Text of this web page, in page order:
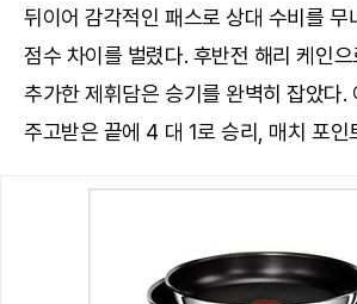
뒤이어 감각적인 패스로 상대 수비를 무
점수 차이를 벌렸다. 후반전 해리 케인
추가한 제휘담은 승기를 완벽히 잡았다.
주고받은 끝에 4 대 1로 승리, 매치 포인